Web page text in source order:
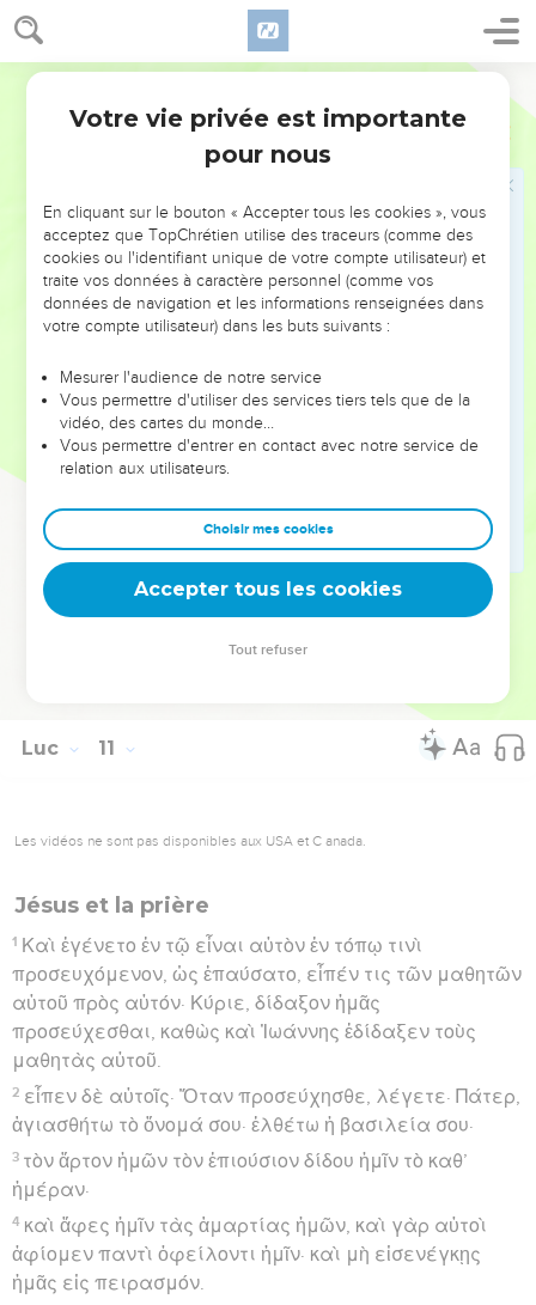
10
37 ὁ δὲ εἶπεν· Ὁ ποιήσας τὸ ἔλεος μετ’ αὐτοῦ. εἶπεν δὲ
αὐτῷ ὁ Ἰησοῦς· Πορεύου καὶ σὺ ποίει ὁμοίως.
Jésus chez Marthe et Marie
Ἐν δὲ τῷ πορεύεσθαι αὐτοὺς αὐτὸς εἰσῆλθεν εἰς
αὐτὸν.
καὶ τῇδε ἦν ἀδελφὴ καλουμένη Μαριάμ, ἣ καὶ
παρακαθεσθεῖσα πρὸς τοὺς πόδας τοῦ Ἰησοῦ ἤκουεν
τὸν λόγον αὐτοῦ.
ἐπιστᾶσα δὲ εἶπεν· Κύριε, οὐ μέλει σοι ὅτι ἡ ἀδελφή
μου μόνην με κατέλειπεν διακονεῖν; εἰπὲ οὖν αὐτῇ
ἵνα μοι συναντιλάβηται.
ἀποκριθεὶς δὲ εἶπεν αὐτῇ ὁ κύριος· Μάρθα Μάρθα,
ὀλίγων δέ ἐστιν χρεία ἢ ἑνός· Μαριὰμ γὰρ τὴν
ἀγαθὴν μερίδα ἐξελέξατο ἥτις οὐκ ἀφαιρεθήσεται
αὐτῆς.
Hébreu : © Westminster Leningrad Codex - tanach.us --- Grec : © 2010 by the
Luc 11
Les vidéos ne sont pas disponibles aux USA et C anada.
Jésus et la prière
1 Καὶ ἐγένετο ἐν τῷ εἶναι αὐτὸν ἐν τόπῳ τινὶ
προσευχόμενον, ὡς ἐπαύσατο, εἶπέν τις τῶν μαθητῶν
αὐτοῦ πρὸς αὐτόν· Κύριε, δίδαξον ἡμᾶς
προσεύχεσθαι, καθὼς καὶ Ἰωάννης ἐδίδαξεν τοὺς
μαθητὰς αὐτοῦ.
2 εἶπεν δὲ αὐτοῖς· Ὅταν προσεύχησθε, λέγετε· Πάτερ,
ἁγιασθήτω τὸ ὄνομά σου· ἐλθέτω ἡ βασιλεία σου·
3 τὸν ἄρτον ἡμῶν τὸν ἐπιούσιον δίδου ἡμῖν τὸ καθ’
ἡμέραν·
4 καὶ ἄφες ἡμῖν τὰς ἁμαρτίας ἡμῶν, καὶ γὰρ αὐτοὶ
ἀφίομεν παντὶ ὀφείλοντι ἡμῖν· καὶ μὴ εἰσενέγκῃς
ἡμᾶς εἰς πειρασμόν.
Votre vie privée est importante
pour nous
En cliquant sur le bouton « Accepter tous les cookies », vous
acceptez que TopChrétien utilise des traceurs (comme des
cookies ou l'identifiant unique de votre compte utilisateur) et
traite vos données à caractère personnel (comme vos
données de navigation et les informations renseignées dans
votre compte utilisateur) dans les buts suivants :
Mesurer l'audience de notre service
Vous permettre d'utiliser des services tiers tels que de la
vidéo, des cartes du monde…
Vous permettre d'entrer en contact avec notre service de
relation aux utilisateurs.
Choisir mes cookies
Accepter tous les cookies
Tout refuser